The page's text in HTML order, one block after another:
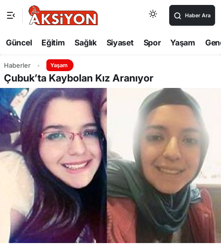
Haber Ara
Güncel Eğitim Sağlık Siyaset Spor Yaşam
Haberler Yaşam
Çubuk’ta Kaybolan Kız Aranıyor